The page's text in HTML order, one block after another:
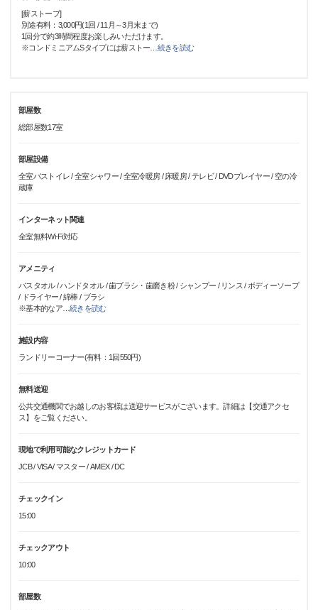
[薪ストーブ]
別途有料：3,000円(1回 / 11月～3月末まで)
1回分で約3時間程度お楽しみいただけます。
※コンドミニアムSタイプには薪ストー
続きを読む
部屋数
総部屋数17室
部屋設備
全室バストイレ / 全室シャワー / 全室冷暖房 / 床暖房 / テレビ / DVDプレイヤー / 空の冷
蔵庫
インターネット関連
全室無料Wi-Fi対応
アメニティ
バスタオル / ハンドタオル / 歯ブラシ・歯磨き粉 / シャンプー / リンス / ボディーソープ
/ ドライヤー / 綿棒 / ブラシ
※基本的なア…続きを読む
施設内容
ランドリーコーナー(有料：1回550円)
無料送迎
公共交通機関でお越しのお客様は送迎サービスがございます。詳細は【交通アクセ
ス】をご覧ください。
現地で利用可能なクレジットカード
JCB / VISA / マスター / AMEX / DC
チェックイン
15:00
チェックアウト
10:00
部屋数